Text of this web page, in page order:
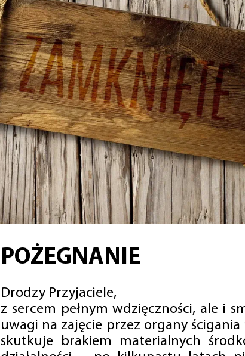
POŻEGNANIE
Drodzy Przyjaciele,
z sercem pełnym wdzięczności, ale i
uwagi na zajęcie przez organy
skutkuje brakiem materialnych